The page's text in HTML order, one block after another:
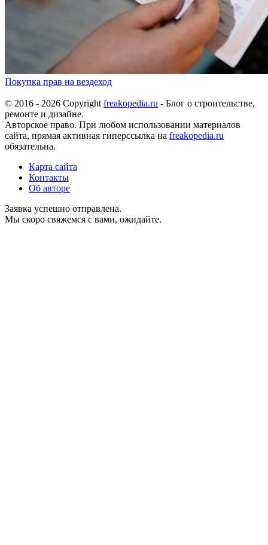
Покупка прав на вездеход
© 2016 - 2026 Copyrightfreakopedia.ru - Блог о строительстве,
ремонте и дизайне.
Авторское право. При любом использовании материалов
сайта, прямая активная гиперссылка на freakopedia.ru
обязательна.
Карта сайта
Контакты
Об авторе
Заявка успешно отправлена.
Мы скоро свяжемся с вами, ожидайте.